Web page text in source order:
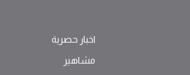
اخبار حصرية
مشاهير